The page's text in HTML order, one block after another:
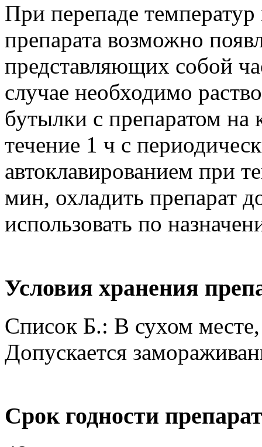
При перепаде
препарата возможно
представляющих собой
случае необходимо
бутылки с препаратом
течение 1 ч с
автоклавированием при
мин, охладить препарат
использовать по
Условия хранения
Список Б.: В сухом
Допускается
Срок годности